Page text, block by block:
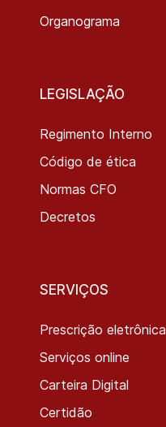
Organograma
LEGISLAÇÃO
Regimento Interno
Código de ética
Normas CFO
Decretos
SERVIÇOS
Prescrição eletrônica
Serviços online
Carteira Digital
Certidão